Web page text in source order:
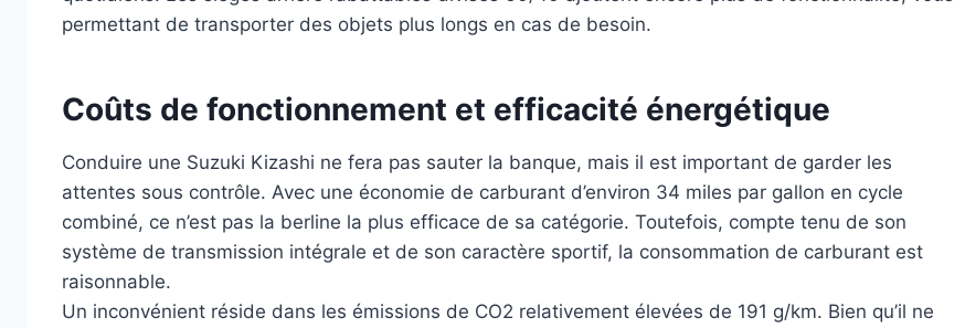
permettant de transporter des objets plus longs en cas de besoin.
Coûts de fonctionnement et efficacité énergétique
Conduire une Suzuki Kizashi ne fera pas sauter la banque, mais il est important de garder les
attentes sous contrôle. Avec une économie de carburant d’environ 34 miles par gallon en cycle
combiné, ce n’est pas la berline la plus efficace de sa catégorie. Toutefois, compte tenu de son
système de transmission intégrale et de son caractère sportif, la consommation de carburant est
raisonnable.
Un inconvénient réside dans les émissions de CO2 relativement élevées de 191 g/km. Bien qu’il ne